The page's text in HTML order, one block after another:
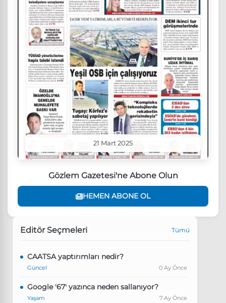
21 Mart 2025
Gözlem Gazetesi'ne Abone Olun
HEMEN ABONE OL
Editör Seçmeleri Tümü
CAATSA yaptırımları nedir?
Güncel 0 Ay Önce
Google '67' yazınca neden sallanıyor?
Yaşam 7 Ay Önce